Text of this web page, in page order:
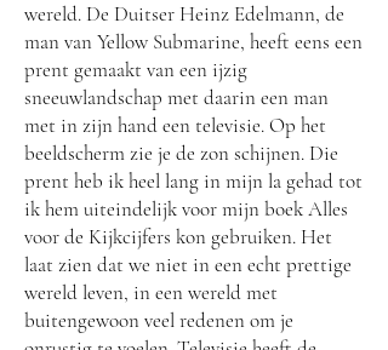
wereld. De Duitser Heinz Edelmann, de
man van Yellow Submarine, heeft eens een
prent gemaakt van een ijzig
sneeuwlandschap met daarin een man
met in zijn hand een televisie. Op het
beeldscherm zie je de zon schijnen. Die
prent heb ik heel lang in mijn la gehad tot
ik hem uiteindelijk voor mijn boek Alles
voor de Kijkcijfers kon gebruiken. Het
laat zien dat we niet in een echt prettige
wereld leven, in een wereld met
buitengewoon veel redenen om je